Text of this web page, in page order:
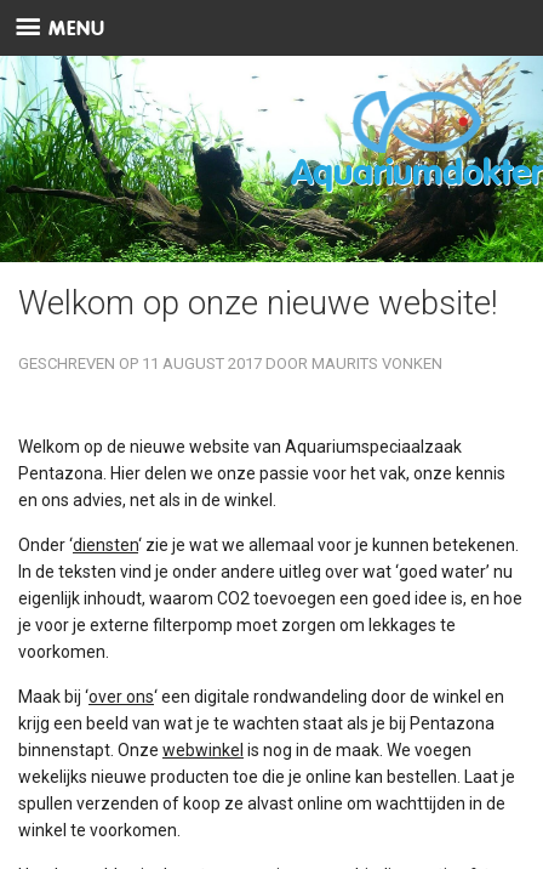
Aquariumdokter
MENU
Welkom op onze nieuwe website!
GESCHREVEN OP 11 AUGUST 2017 DOOR MAURITS VONKEN
Welkom op de nieuwe website van Aquariumspeciaalzaak
Pentazona. Hier delen we onze passie voor het vak, onze kennis
en ons advies, net als in de winkel.
Onder ‘diensten‘ zie je wat we allemaal voor je kunnen betekenen.
In de teksten vind je onder andere uitleg over wat ‘goed water’ nu
eigenlijk inhoudt, waarom CO2 toevoegen een goed idee is, en hoe
je voor je externe filterpomp moet zorgen om lekkages te
voorkomen.
Maak bij ‘over ons‘ een digitale rondwandeling door de winkel en
krijg een beeld van wat je te wachten staat als je bij Pentazona
binnenstapt. Onze webwinkel is nog in de maak. We voegen
wekelijks nieuwe producten toe die je online kan bestellen. Laat je
spullen verzenden of koop ze alvast online om wachttijden in de
winkel te voorkomen.